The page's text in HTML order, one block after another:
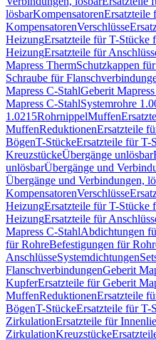
lösbarKompensatorenErsatzteile
KompensatorenVerschlüsse
HeizungErsatzteile für T-Stücke
HeizungErsatzteile für
Mapress ThermSchutzkappen
Schraube für
Mapress C-StahlGeberit
Mapress C-StahlSystemrohre
1.0215RohrnippelMuffen
MuffenReduktionenErsatzteile
BögenT-StückeErsatzteile für T-
KreuzstückeÜbergänge unlösbar
unlösbarÜbergänge und
Übergänge und Verbindungen,
KompensatorenVerschlüsse
HeizungErsatzteile für T-Stücke
HeizungErsatzteile für
Mapress C-StahlAbdichtungen
für RohreBefestigungen für
AnschlüsseSystemdichtungen
FlanschverbindungenGeberit
KupferErsatzteile für Geberit
MuffenReduktionenErsatzteile
BögenT-StückeErsatzteile für T-
ZirkulationErsatzteile für
ZirkulationKreuzstücke